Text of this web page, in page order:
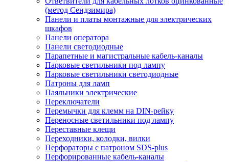
(метод Сендзимира)
Панели и платы монтажные для электрических
шкафов
Панели оператора
Панели светодиодные
Парапетные и магистральные кабель-каналы
Парковые светильники под лампу
Парковые светильники светодиодные
Патроны для ламп
Паяльники электрические
Переключатели
Перемычки для клемм на DIN-рейку
Переносные светильники под лампу
Переставные клещи
Переходники, колодки, вилки
Перфораторы с патроном SDS-plus
Перфорированные кабель-каналы